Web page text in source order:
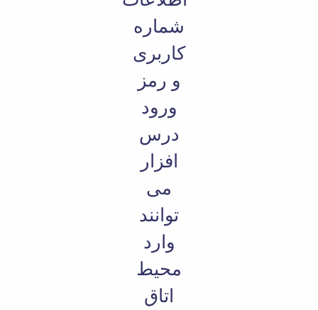
شماره
کاربری
و رمز
ورود
درس
افزار
می
توانند
وارد
محیط
اتاق